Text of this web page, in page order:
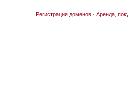
Регистрация доменов· Аренда,